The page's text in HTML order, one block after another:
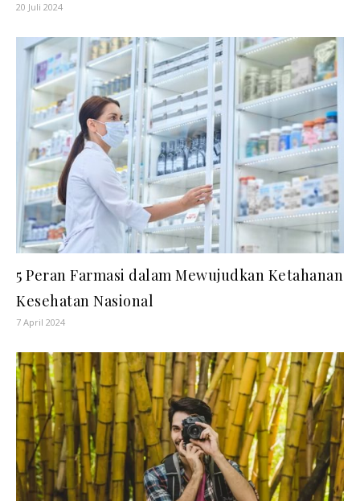
20 Juli 2024
5 Peran Farmasi dalam Mewujudkan Ketahanan
Kesehatan Nasional
7 April 2024